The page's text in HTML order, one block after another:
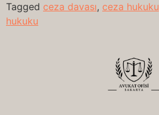
Tagged ceza davası, ceza hukuku
hukuku